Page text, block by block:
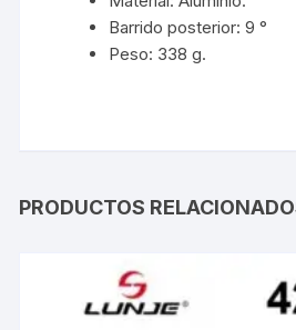
Barrido posterior: 9 °
Peso: 338 g.
PRODUCTOS